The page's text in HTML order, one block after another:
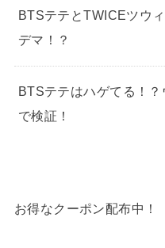
BTSテテとTWICEツウ
デマ！？
BTSテテはハゲてる！
で検証！
お得なクーポン配布中！